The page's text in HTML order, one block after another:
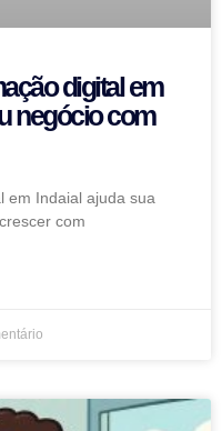
digital em
negócio com
em Indaial ajuda sua
com